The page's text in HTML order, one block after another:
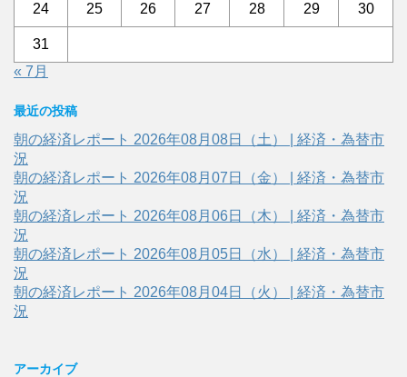
24 25 26 27 28 29 30
31
« 7月
最近の投稿
朝の経済レポート 2026年08月08日（土） | 経済・為替市
況
朝の経済レポート 2026年08月07日（金） | 経済・為替市
況
朝の経済レポート 2026年08月06日（木） | 経済・為替市
況
朝の経済レポート 2026年08月05日（水） | 経済・為替市
況
朝の経済レポート 2026年08月04日（火） | 経済・為替市
況
アーカイブ